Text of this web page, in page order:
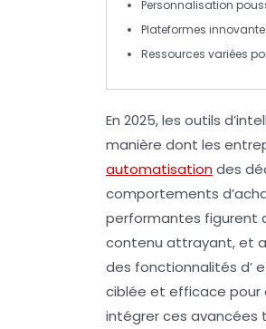
Personnalisation
Plateformes
Ressources variées
En 2025, les outils
manière dont les
automatisationdes
comportements
performantes figurent
contenu attrayant, et
des fonctionnalités d’
ciblée et efficace pour
intégrer ces avancées